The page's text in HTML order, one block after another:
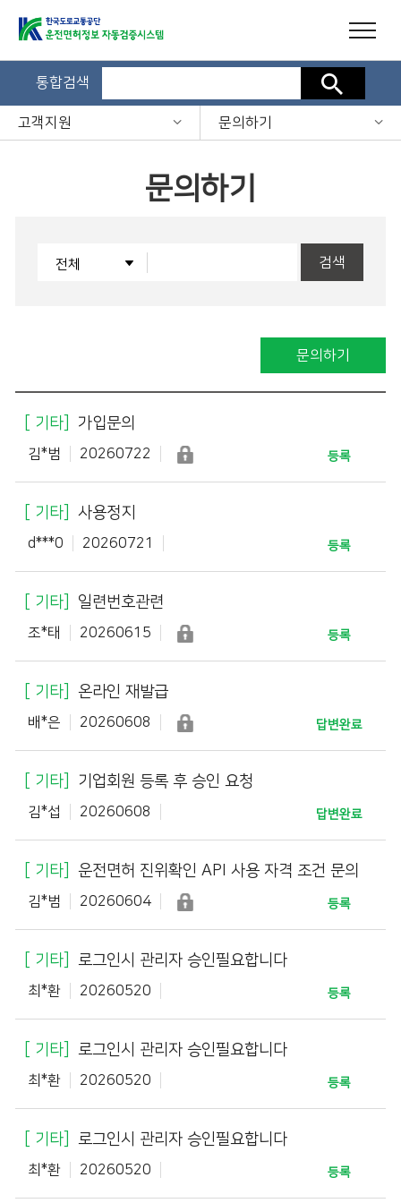
통합검색 검색
고객지원 문의하기
문의하기
검색
문의하기
기타 가입문의
김*범 등록
20260722
기타 사용정지
d***0 등록
20260721
기타 일련번호관련
조*태 등록
20260615
기타 온라인 재발급
배*은 답변완료
20260608
기타 기업회원 등록 후 승인 요청
김*섭 답변완료
20260608
기타 운전면허 진위확인 API 사용 자격 조건 문의
김*범 등록
20260604
기타 로그인시 관리자 승인필요합니다
최*환 등록
20260520
기타 로그인시 관리자 승인필요합니다
최*환 등록
20260520
기타 로그인시 관리자 승인필요합니다
최*환 등록
20260520